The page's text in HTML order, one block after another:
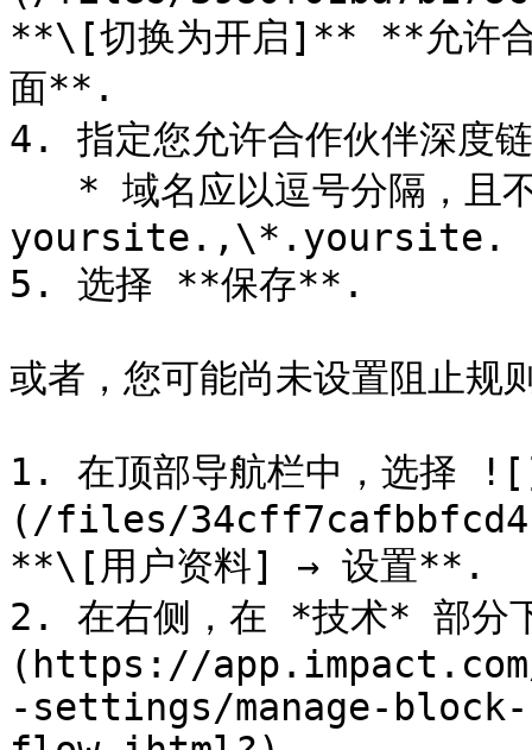
**\[切换为开启]** **允许合
面**.
4. 指定您允许合作伙伴深度
yoursite.,\*.yoursite.
5. 选择 **保存**.
或者，您可能尚未设置阻止规
1. 在顶部导航栏中，选择
(/files/
**\[用户资料] → 设置**.
2. 在右侧，在 *技术* 部分
(https://
-settings/manage-